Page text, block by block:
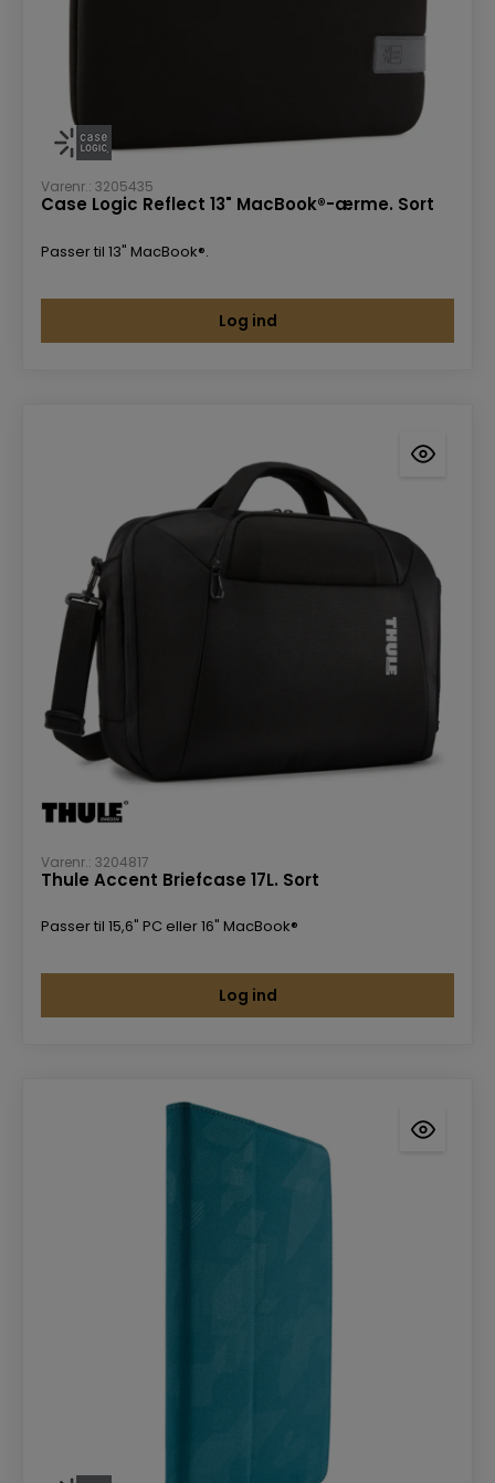
Varenr.: 3205435
Case Logic Reflect 13" MacBook®-ærme. Sort
Passer til 13" MacBook®.
Log ind
Varenr.: 3204817
Thule Accent Briefcase 17L. Sort
Passer til 15,6" PC eller 16" MacBook®
Log ind